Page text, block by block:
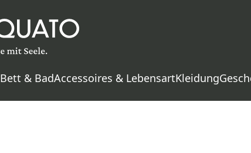
Bett & BadAccessoires & LebensartKleidung